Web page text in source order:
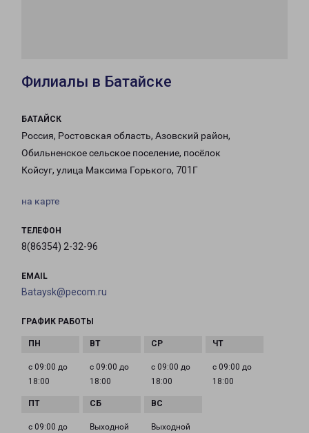
Филиалы в Батайске
БАТАЙСК
Россия, Ростовская область, Азовский район,
Обильненское сельское поселение, посёлок
Койсуг, улица Максима Горького, 701Г
на карте
ТЕЛЕФОН
8(86354) 2-32-96
EMAIL
Bataysk@pecom.ru
ГРАФИК РАБОТЫ
с 09:00 до
18:00
с 09:00 до
18:00
с 09:00 до
18:00
с 09:00 до
18:00
с 09:00 до
Выходной Выходной